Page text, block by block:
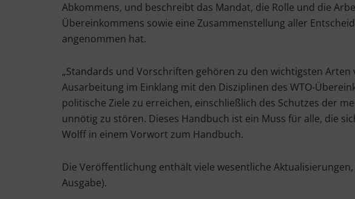
Abkommens, und beschreibt das Mandat, die Rolle und die
Übereinkommens sowie eine Zusammenstellung aller
angenommen hat.
„Standards und Vorschriften gehören zu den wichtigsten
Ausarbeitung im Einklang mit den Disziplinen des WTO-
politische Ziele zu erreichen, einschließlich des Schutzes der
unnötig zu stören. Dieses Handbuch ist ein Muss für alle, die
Wolff in einem Vorwort zum Handbuch.
Die Veröffentlichung enthält viele wesentliche
Ausgabe).